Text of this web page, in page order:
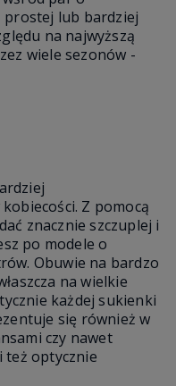
prostej lub bardziej
na najwyższą
wiele sezonów -
Z pomocą
znacznie szczuplej i
po modele o
Obuwie na bardzo
na wielkie
każdej sukienki
się również w
czy nawet
też optycznie